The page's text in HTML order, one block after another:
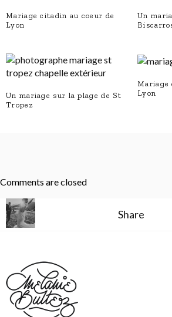
Mariage citadin au coeur de
Lyon
Un
Un mariage sur la plage de St
Tropez
Lyon
Comments are closed
Share